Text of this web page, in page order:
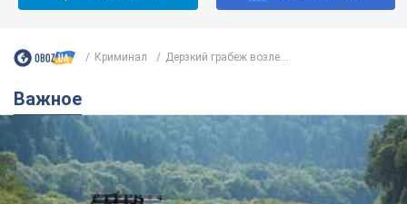
Криминал Дерзкий грабеж возле...
Важное